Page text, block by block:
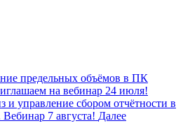
предельных объёмов в ПК
на вебинар 24 июля!
управление сбором отчётности в
7 августа! Далее